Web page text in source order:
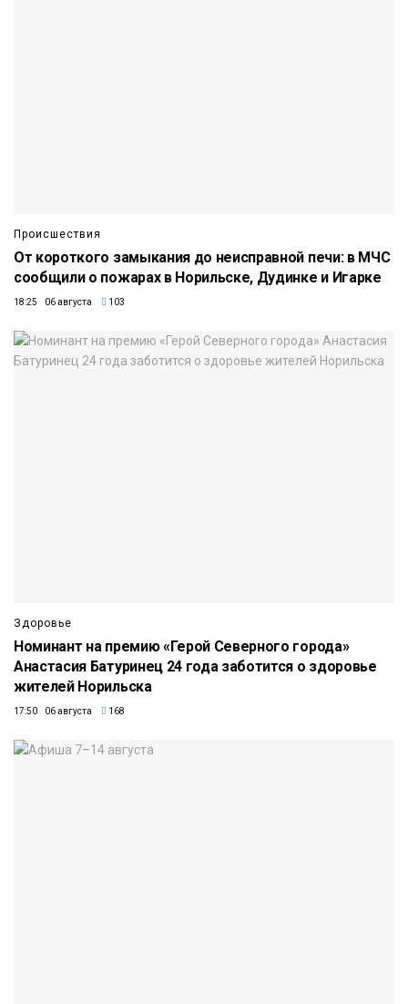
Происшествия
От короткого замыкания до неисправной печи: в МЧС
сообщили о пожарах в Норильске, Дудинке и Игарке
18:25 06 августа 103
Здоровье
Номинант на премию «Герой Северного города»
Анастасия Батуринец 24 года заботится о здоровье
жителей Норильска
17:50 06 августа 168